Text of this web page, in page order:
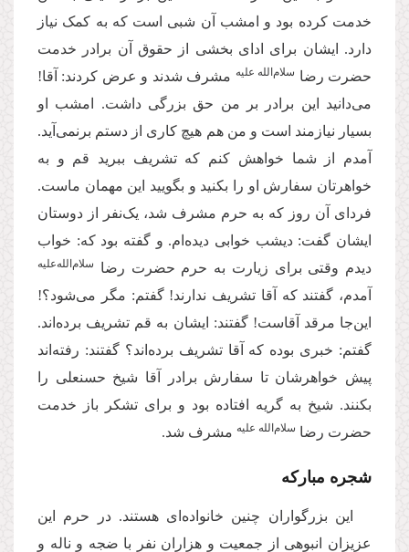
خدمت کرده بود و امشب آن شبی است که به کمک نیاز
دارد. ایشان برای ادای بخشی از حقوق آن برادر خدمت
حضرت رضا سلام‌الله علیه مشرف شدند و عرض کردند: آقا!
می‌دانید این برادر بر من حق بزرگی داشت. امشب او
بسیار نیازمند است و من هم هیچ کاری از دستم برنمی‌آید.
آمدم از شما خواهش کنم که تشریف ببرید قم و به
خواهرتان سفارش او را بکنید و بگویید این مهمان ماست.
فردای آن روز که به حرم مشرف شد، یک‌نفر از دوستان
ایشان گفت: دیشب خوابی دیده‌ام. و گفته بود که: خواب
دیدم وقتی برای زیارت به حرم حضرت رضا
سلام‌الله‌علیه
آمدم، گفتند که آقا تشریف ندارند! گفتم: مگر می‌شود؟!
این‌جا مرقد آقاست! گفتند: ایشان به قم تشریف برده‌اند.
گفتم: خبری بوده که آقا تشریف برده‌اند؟ گفتند: رفته‌اند
پیش خواهرشان تا سفارش برادر آقا شیخ حسنعلی را
بکنند. شیخ به گریه افتاده بود و برای تشکر باز خدمت
حضرت رضا سلام‌الله علیه مشرف شد.
شجره مبارکه
این بزرگواران چنین خانواده‌ای هستند. در حرم این
عزیزان انبوهی از جمعیت و هزاران نفر با ضجه و ناله و